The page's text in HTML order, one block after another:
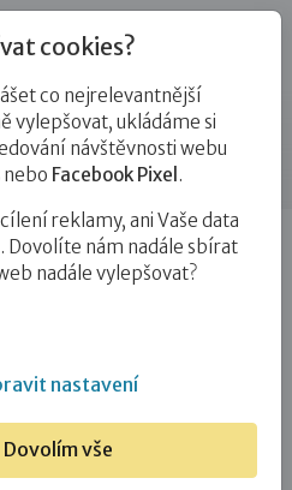
posily: pro Královéhradecký
Královéhradecký
cookies?
co nejrelevantnější
vylepšovat, ukládáme si
návštěvnosti webu
nebo Facebook Pixel .
reklamy, ani Vaše data
Dovolíte nám nadále sbírat
nadále vylepšovat?
nastavení
Dovolím vše